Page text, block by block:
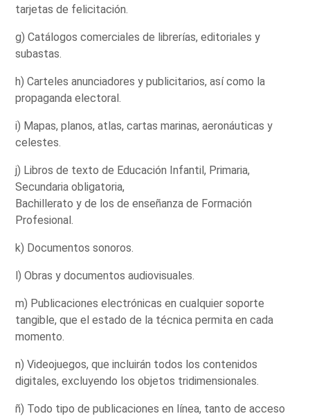
tarjetas de felicitación.
g) Catálogos comerciales de librerías, editoriales y
subastas.
h) Carteles anunciadores y publicitarios, así como la
propaganda electoral.
i) Mapas, planos, atlas, cartas marinas, aeronáuticas y
celestes.
j) Libros de texto de Educación Infantil, Primaria,
Secundaria obligatoria,
Bachillerato y de los de enseñanza de Formación
Profesional.
k) Documentos sonoros.
l) Obras y documentos audiovisuales.
m) Publicaciones electrónicas en cualquier soporte
tangible, que el estado de la técnica permita en cada
momento.
n) Videojuegos, que incluirán todos los contenidos
digitales, excluyendo los objetos tridimensionales.
ñ) Todo tipo de publicaciones en línea, tanto de acceso